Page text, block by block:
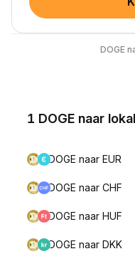
DOGE
1 DOGE naar
DOGE naar EUR
DOGE naar CHF
DOGE naar HUF
DOGE naar DKK